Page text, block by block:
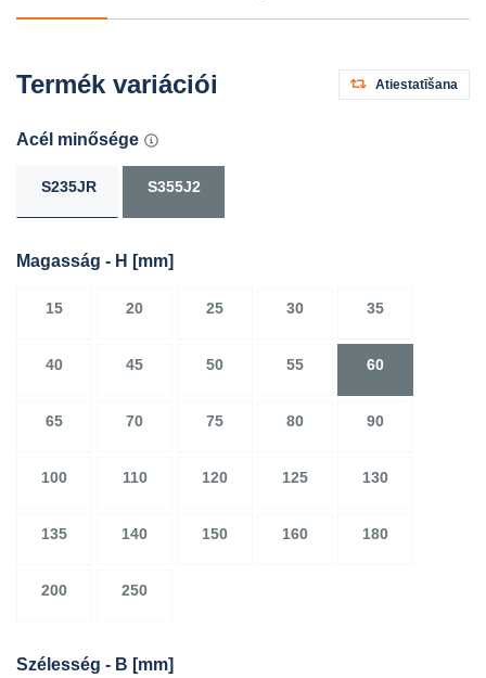
Termék variációi Atiestatīšana
Acél minősége
S235JR S355J2
Magasság - H [mm]
15 20 25 30 35
40 45 50 55 60
65 70 75 80 90
100 110 120 125 130
135 140 150 160 180
200 250
Szélesség - B [mm]